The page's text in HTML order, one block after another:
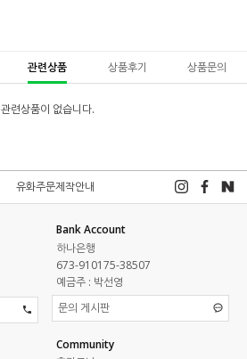
관련상품 상품후기 상품문의
관련상품이 없습니다.
유화주문제작안내
Bank Account
하나은행
673-910175-38507
예금주 : 박선영
문의 게시판
Community